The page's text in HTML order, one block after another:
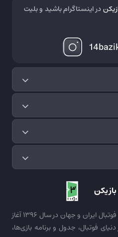
در اینستاگرام باشید و بلیت
14بازیکن به عنوان رسانه تخصصی فوتبال ایران و جهان در سال 1396 آغاز
اخبار دنیای فوتبال، جدول و برنامه بازی‌ها،